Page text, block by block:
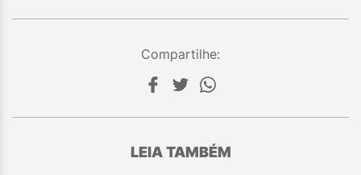
Compartilhe:
LEIA TAMBÉM